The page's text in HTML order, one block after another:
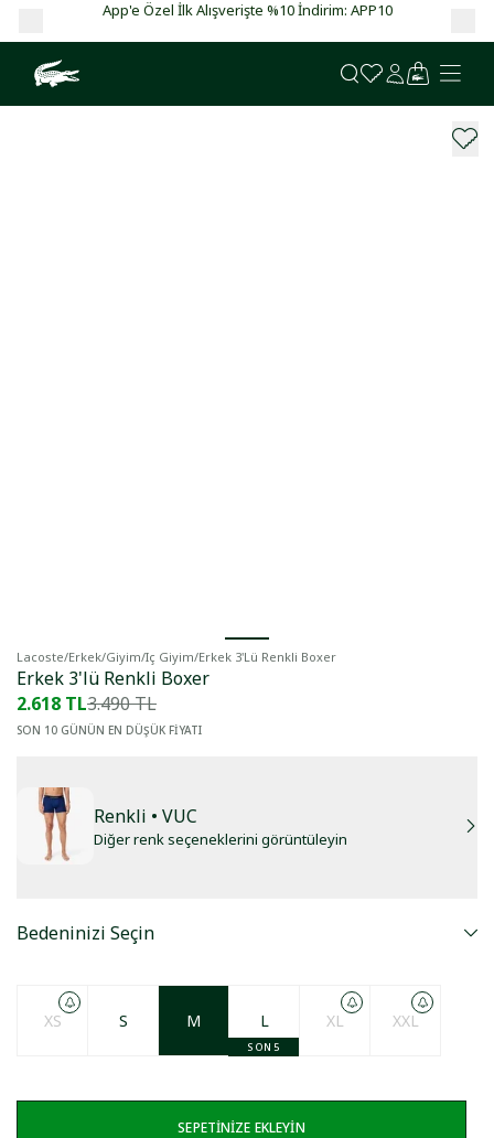
App'e Özel İlk Alışverişte %10 İndirim: APP10
Lacoste/Erkek/Giyim/Iç Giyim/Erkek 3'lü Renkli Boxer
Erkek 3'lü Renkli Boxer
2.618 TL3.490 TL
SON 10 GÜNÜN EN DÜŞÜK FİYATI
Renkli • VUC
Diğer renk seçeneklerini görüntüleyin
Bedeninizi Seçin
XS S M L
SON 5
XL XXL
SEPETİNİZE EKLEYİN